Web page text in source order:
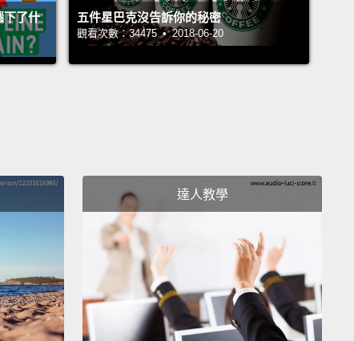
has quite a bit more foam than the latte.
我們很常被問到的問題是「那堤和卡布奇諾有什麼差
們一開始會加入濃縮咖啡、蒸煮牛奶，而唯一真正的
tell my customers that, really, espresso is coffee.
different preparation. They use high pressure
to press the water through the coffee grounds
liquid.
With coffee, you're just pouring hot water
grounds and whatever,
to get that liquid.
下了什
五件星巴克沒告訴你的秘密
觀看次數：34475 • 2018-06-20
達人教學